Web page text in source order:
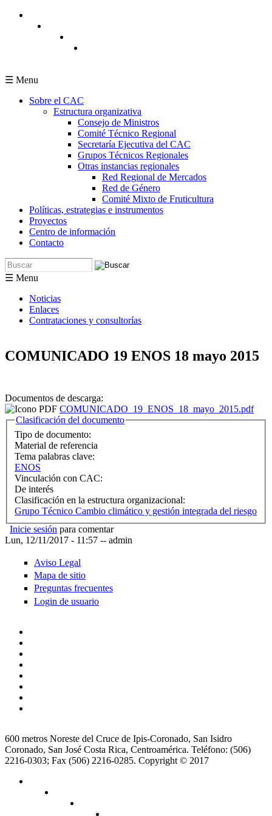
Pasar al contenido principal
☰ Menu
Sobre el CAC
Estructura organizativa
Consejo de Ministros
Comité Técnico Regional
Secretaría Ejecutiva del CAC
Grupos Técnicos Regionales
Otras instancias regionales
Red Regional de Mercados
Red de Género
Comité Mixto de Fruticultura
Políticas, estrategias e instrumentos
Proyectos
Centro de información
Contacto
Formulario de búsqueda
Buscar
☰ Menu
Noticias
Enlaces
Contrataciones y consultorías
COMUNICADO 19 ENOS 18 mayo 2015
Documentos de descarga:
COMUNICADO_19_ENOS_18_mayo_2015.pdf
Ocultar
Clasificación del documento
Tipo de documento:
Material de referencia
Tema palabras clave:
ENOS
Vinculación con CAC:
De interés
Clasificación en la estructura organizacional:
Grupo Técnico Cambio climático y gestión integrada del riesgo
Inicie sesión para comentar
Lun, 12/11/2017 - 11:57 -- admin
Aviso Legal
Mapa de sitio
Preguntas frecuentes
Login de usuario
600 metros Noreste del Cruce de Ipis-Coronado, San Isidro
Coronado, San José Costa Rica, Centroamérica. Teléfono: (506)
2216-0303; Fax (506) 2216-0285. Copyright © 2017